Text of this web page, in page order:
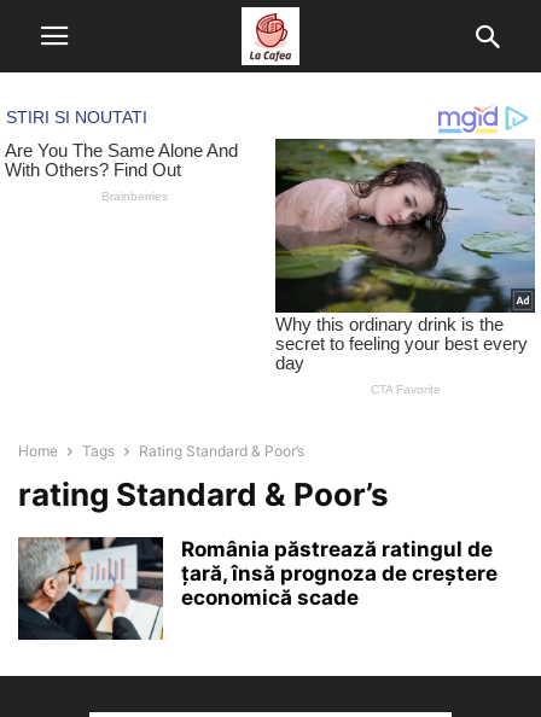
Home Tags Rating Standard & Poor’s
rating Standard & Poor’s
România păstrează ratingul de
țară, însă prognoza de creștere
economică scade